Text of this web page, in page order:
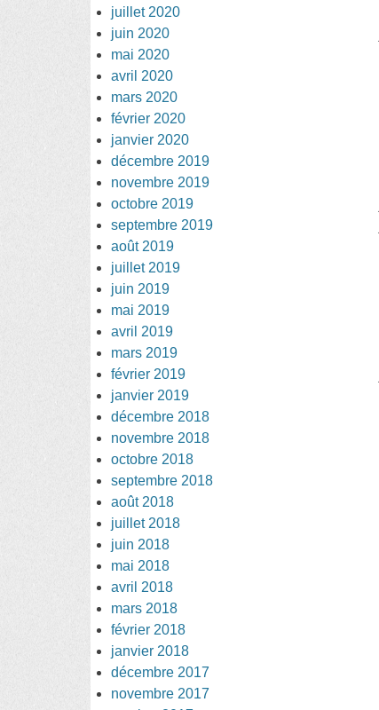
juillet 2020
juin 2020
mai 2020
avril 2020
mars 2020
février 2020
janvier 2020
décembre 2019
novembre 2019
octobre 2019
septembre 2019
août 2019
juillet 2019
juin 2019
mai 2019
avril 2019
mars 2019
février 2019
janvier 2019
décembre 2018
novembre 2018
octobre 2018
septembre 2018
août 2018
juillet 2018
juin 2018
mai 2018
avril 2018
mars 2018
février 2018
janvier 2018
décembre 2017
novembre 2017